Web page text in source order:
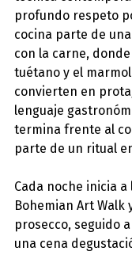
profundo respeto
cocina parte de
con la carne,
tuétano y el
convierten en
lenguaje
termina frente al
parte de un ritual
Cada noche inicia a
Bohemian Art Walk
prosecco, seguido
una cena